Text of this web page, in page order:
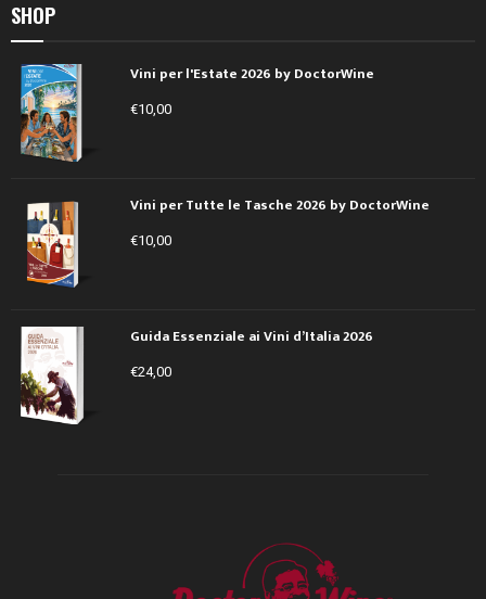
SHOP
Vini per l'Estate 2026 by DoctorWine
€10,00
Vini per Tutte le Tasche 2026 by DoctorWine
€10,00
Guida Essenziale ai Vini d’Italia 2026
€24,00